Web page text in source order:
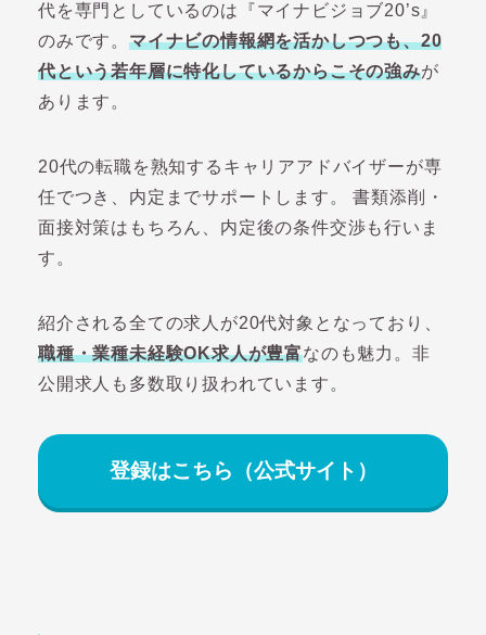
代を専門としているのは『マイナビジョブ20’s』
のみです。 マイナビの情報網を活かしつつも、20
代という若年層に特化しているからこその強みが
あります。
20代の転職を熟知するキャリアアドバイザーが専
任でつき、内定までサポートします。 書類添削・
面接対策はもちろん、内定後の条件交渉も行いま
す。
紹介される全ての求人が20代対象となっており、
職種・業種未経験OK求人が豊富なのも魅力。非
公開求人も多数取り扱われています。
登録はこちら（公式サイト）